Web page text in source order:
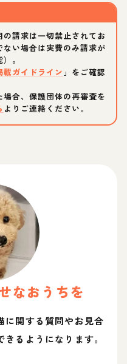
請求は一切禁止されてお
い場合は実費のみ請求が
。
ガイドライン 」をご確認
合、保護団体の再審査を
よりご連絡ください。
なおうちを
に関する質問やお見合
るようになります。